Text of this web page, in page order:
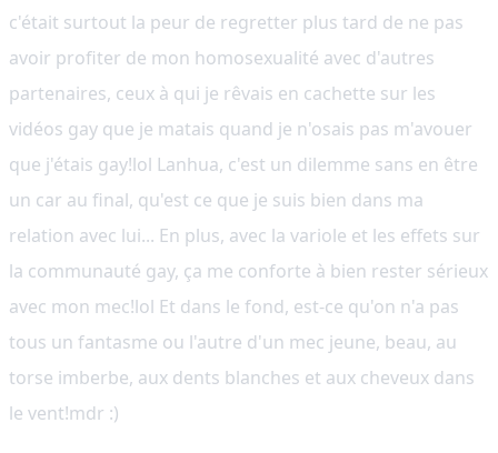
c'était surtout la peur de regretter plus tard de ne pas
avoir profiter de mon homosexualité avec d'autres
partenaires, ceux à qui je rêvais en cachette sur les
vidéos gay que je matais quand je n'osais pas m'avouer
que j'étais gay!lol Lanhua, c'est un dilemme sans en être
un car au final, qu'est ce que je suis bien dans ma
relation avec lui... En plus, avec la variole et les effets sur
la communauté gay, ça me conforte à bien rester sérieux
avec mon mec!lol Et dans le fond, est-ce qu'on n'a pas
tous un fantasme ou l'autre d'un mec jeune, beau, au
torse imberbe, aux dents blanches et aux cheveux dans
le vent!mdr :)